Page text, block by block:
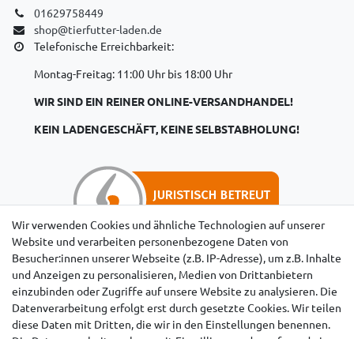
01629758449
shop@tierfutter-laden.de
Telefonische Erreichbarkeit:
Montag-Freitag: 11:00 Uhr bis 18:00 Uhr
WIR SIND EIN REINER ONLINE-VERSANDHANDEL!
KEIN LADENGESCHÄFT, KEINE SELBSTABHOLUNG!
Hinweise für Käufer aus der Schweiz
Wir verwenden Cookies und ähnliche Technologien auf unserer
Website und verarbeiten personenbezogene Daten von
Besucher:innen unserer Webseite (z.B. IP-Adresse), um z.B. Inhalte
und Anzeigen zu personalisieren, Medien von Drittanbietern
einzubinden oder Zugriffe auf unsere Website zu analysieren. Die
Datenverarbeitung erfolgt erst durch gesetzte Cookies. Wir teilen
diese Daten mit Dritten, die wir in den Einstellungen benennen.